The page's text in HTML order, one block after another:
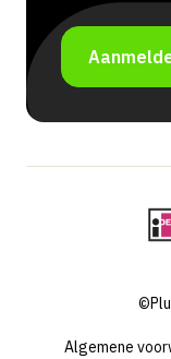
Algemene